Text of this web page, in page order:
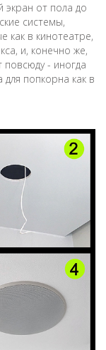
экран от пола до
системы,
как в кинотеатре,
и, конечно же,
повсюду - иногда
попкорна как в